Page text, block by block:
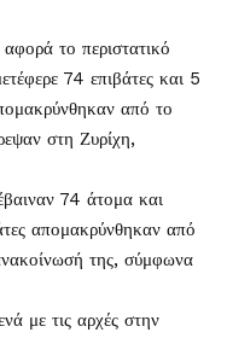
το περιστατικό
74 επιβάτες και 5
από το
στη Ζυρίχη,
74 άτομα και
απομακρύνθηκαν από
της, σύμφωνα
με τις αρχές στην